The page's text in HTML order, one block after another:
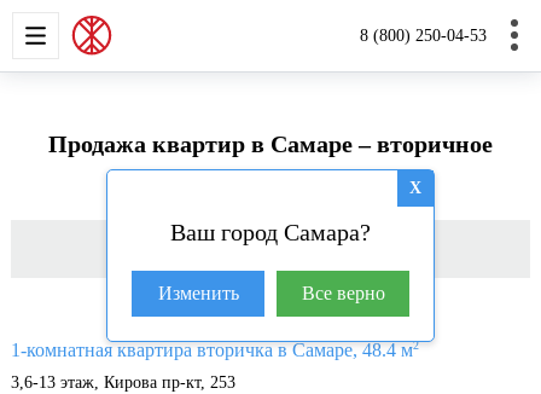
8 (800) 250-04-53
НОВОСТРОЙКИ ДОМА И
X
Ваш город Самара?
Изменить Все верно
Продажа квартир в Самаре – вторичное
жилье
Фильтр
1-комнатная квартира вторичка в Самаре, 48.4 м2
3,6-13 этаж, Кирова пр-кт, 253